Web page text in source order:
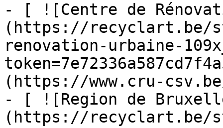
- [ ![Centre de
(https://recyclart.be/
renovation-urbaine-
(https://www.cru-
- [ ![Region de
(https://recyclart.be/